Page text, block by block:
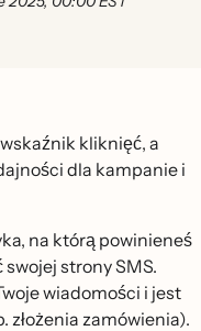
kliknięć, a
dla kampanie i
na którą powinieneś
strony SMS.
wiadomości i jest
zamówienia).